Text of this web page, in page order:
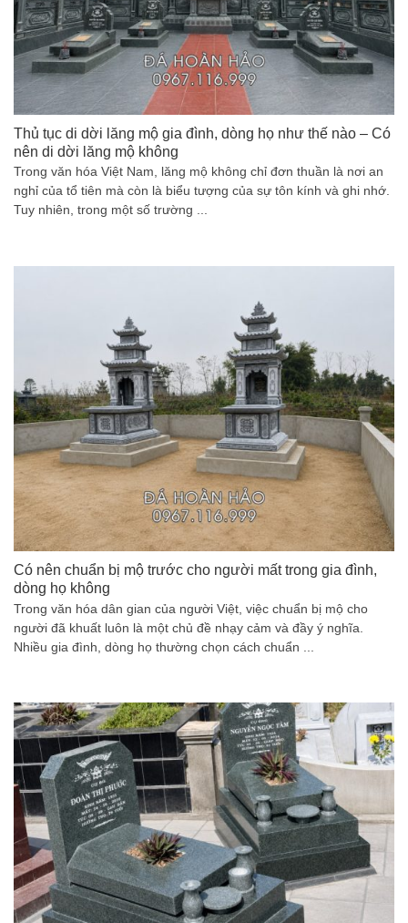
Thủ tục di dời lăng mộ gia đình, dòng họ như thế nào – Có
nên di dời lăng mộ không
Trong văn hóa Việt Nam, lăng mộ không chỉ đơn thuần là nơi an
nghỉ của tổ tiên mà còn là biểu tượng của sự tôn kính và ghi nhớ.
Tuy nhiên, trong một số trường ...
Có nên chuẩn bị mộ trước cho người mất trong gia đình,
dòng họ không
Trong văn hóa dân gian của người Việt, việc chuẩn bị mộ cho
người đã khuất luôn là một chủ đề nhạy cảm và đầy ý nghĩa.
Nhiều gia đình, dòng họ thường chọn cách chuẩn ...